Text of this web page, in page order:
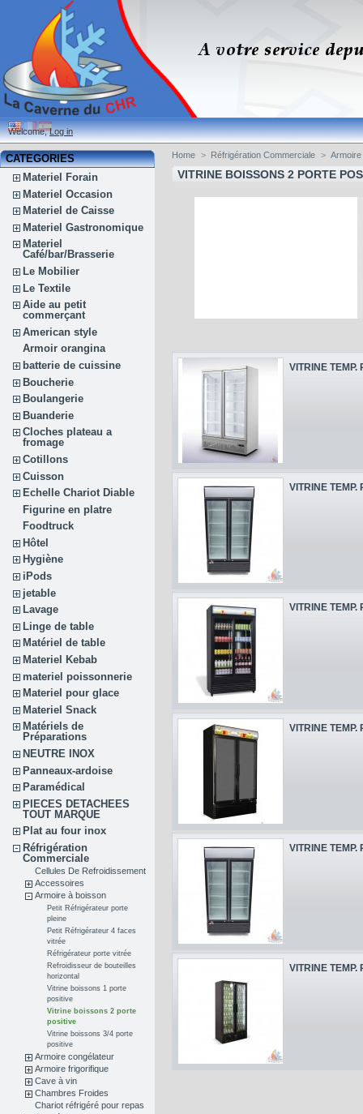
Welcome,Log in
CATEGORIES
Materiel Forain
Materiel Occasion
Materiel de Caisse
Materiel Gastronomique
Materiel
Café/bar/Brasserie
Le Mobilier
Le Textile
Aide au petit
commerçant
American style
Armoir orangina
batterie de cuissine
Boucherie
Boulangerie
Buanderie
Cloches plateau a
fromage
Cotillons
Cuisson
Echelle Chariot Diable
Figurine en platre
Foodtruck
Hôtel
Hygiène
iPods
jetable
Lavage
Linge de table
Matériel de table
Materiel Kebab
materiel poissonnerie
Materiel pour glace
Materiel Snack
Matériels de
Préparations
NEUTRE INOX
Panneaux-ardoise
Paramédical
PIECES DETACHEES
TOUT MARQUE
Plat au four inox
Réfrigération
Commerciale
Cellules De Refroidissement
Accessoires
Armoire à boisson
Petit Réfrigérateur porte
pleine
Petit Réfrigérateur 4 faces
vitrée
Réfrigérateur porte vitrée
Refroidisseur de bouteilles
horizontal
Vitrine boissons 1 porte
positive
Vitrine boissons 2 porte
positive
Vitrine boissons 3/4 porte
positive
Armoire congélateur
Armoire frigorifique
Cave à vin
Chambres Froides
Chariot réfrigéré pour repas
Home > Réfrigération Commerciale >
VITRINE BOISSONS 2 PORTE
VITRINE TEMP.
VITRINE TEMP.
VITRINE TEMP.
VITRINE TEMP.
VITRINE TEMP.
VITRINE TEMP.